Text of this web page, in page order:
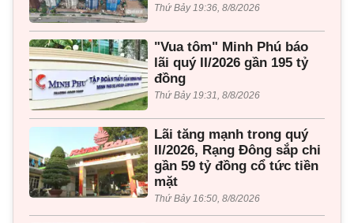
Thứ Bảy 19:36, 8/8/2026
"Vua tôm" Minh Phú báo
lãi quý II/2026 gần 195 tỷ
đồng
Thứ Bảy 19:31, 8/8/2026
Lãi tăng mạnh trong quý
II/2026, Rạng Đông sắp chi
gần 59 tỷ đồng cổ tức tiền
mặt
Thứ Bảy 16:50, 8/8/2026